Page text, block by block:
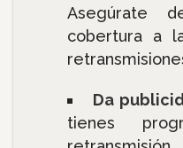
Asegúrate
cobertura a
Da
tienes